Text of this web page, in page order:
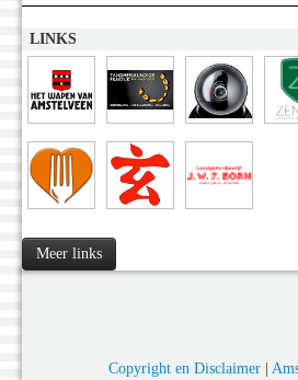
LINKS
Meer links
Copyright en Disclaimer|